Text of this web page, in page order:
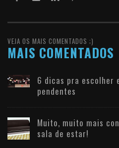
VEJA OS MAIS COMENTADOS ;)
MAIS COMENTADOS
6 dicas pra escolher
pendentes
Muito, muito mais
sala de estar!